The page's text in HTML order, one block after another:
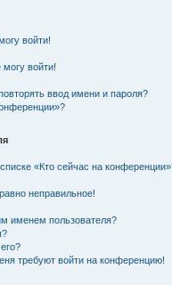
войти!
войти!
ввод имени и пароля?
«Кто сейчас на
неправильное!
именем пользователя?
требуют войти на конференцию!